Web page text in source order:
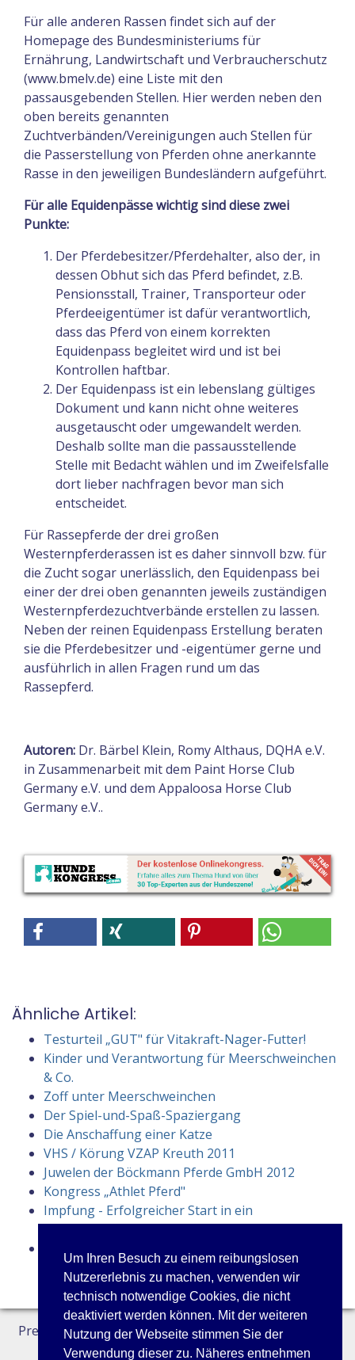
Um Ihren Besuch zu einem reibungslosen
Nutzererlebnis zu machen, verwenden wir
technisch notwendige Cookies, die nicht
deaktiviert werden können. Mit der weiteren
Nutzung der Webseite stimmen Sie der
Verwendung dieser zu. Näheres entnehmen
Für alle anderen Rassen findet sich auf der
Homepage des Bundesministeriums für
Ernährung, Landwirtschaft und Verbraucherschutz
(www.bmelv.de) eine Liste mit den
passausgebenden Stellen. Hier werden neben den
oben bereits genannten
Zuchtverbänden/Vereinigungen auch Stellen für
die Passerstellung von Pferden ohne anerkannte
Rasse in den jeweiligen Bundesländern aufgeführt.
Für alle Equidenpässe wichtig sind diese zwei
Punkte:
Der Pferdebesitzer/Pferdehalter, also der, in
dessen Obhut sich das Pferd befindet, z.B.
Pensionsstall, Trainer, Transporteur oder
Pferdeeigentümer ist dafür verantwortlich,
dass das Pferd von einem korrekten
Equidenpass begleitet wird und ist bei
Kontrollen haftbar.
Der Equidenpass ist ein lebenslang gültiges
Dokument und kann nicht ohne weiteres
ausgetauscht oder umgewandelt werden.
Deshalb sollte man die passausstellende
Stelle mit Bedacht wählen und im Zweifelsfalle
dort lieber nachfragen bevor man sich
entscheidet.
Für Rassepferde der drei großen
Westernpferderassen ist es daher sinnvoll bzw. für
die Zucht sogar unerlässlich, den Equidenpass bei
einer der drei oben genannten jeweils zuständigen
Westernpferdezuchtverbände erstellen zu lassen.
Neben der reinen Equidenpass Erstellung beraten
sie die Pferdebesitzer und -eigentümer gerne und
ausführlich in allen Fragen rund um das
Rassepferd.
Autoren: Dr. Bärbel Klein, Romy Althaus, DQHA e.V.
in Zusammenarbeit mit dem Paint Horse Club
Germany e.V. und dem Appaloosa Horse Club
Germany e.V..
Ähnliche Artikel:
Testurteil „GUT" für Vitakraft-Nager-Futter!
Kinder und Verantwortung für Meerschweinchen
& Co.
Zoff unter Meerschweinchen
Der Spiel-und-Spaß-Spaziergang
Die Anschaffung einer Katze
VHS / Körung VZAP Kreuth 2011
Juwelen der Böckmann Pferde GmbH 2012
Kongress „Athlet Pferd"
Impfung - Erfolgreicher Start in ein
unbeschwertes Hundeleben
Preisliste Datenschutz Kontakt